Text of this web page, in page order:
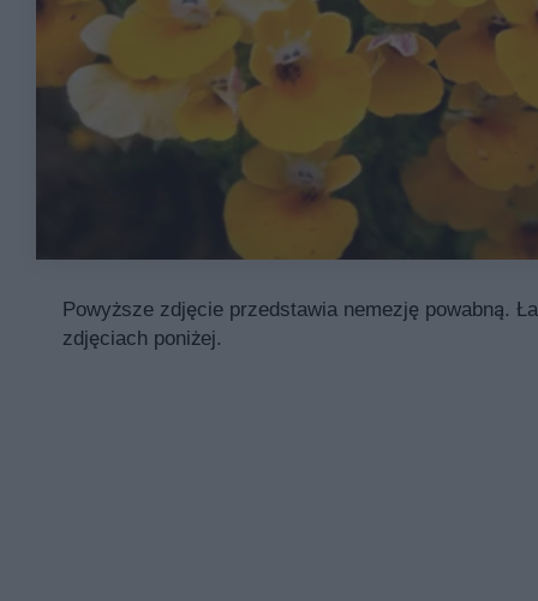
Powyższe zdjęcie przedstawia nemezję powabną.
zdjęciach poniżej.